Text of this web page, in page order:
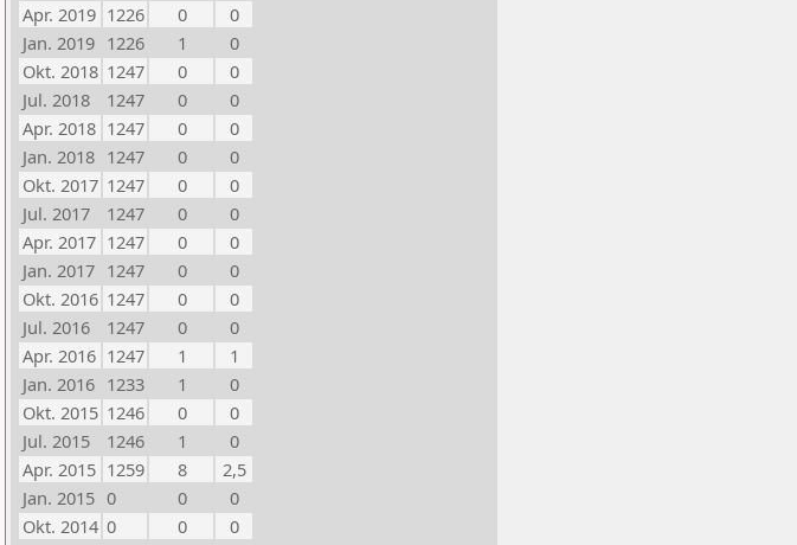
Apr. 2019 1226 0
0
Jan. 2019 1226 1
0
Okt. 2018 1247 0
0
Jul. 2018
1247 0
0
Apr. 2018 1247 0
0
Jan. 2018 1247 0
0
Okt. 2017 1247 0
0
Jul. 2017
1247 0
0
Apr. 2017 1247 0
0
Jan. 2017 1247 0
0
Okt. 2016 1247 0
0
Jul. 2016
1247 0
0
Apr. 2016 1247 1
1
Jan. 2016 1233 1
0
Okt. 2015 1246 0
0
Jul. 2015
1246 1
0
Apr. 2015 1259 8
2,5
Jan. 2015 0 0
0
Okt. 2014 0 0
0